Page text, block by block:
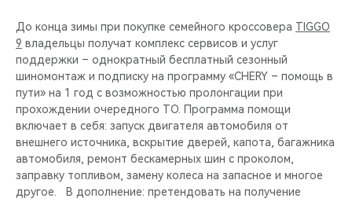
До конца зимы при покупке семейного кроссовера TIGGO
9 владельцы получат комплекс сервисов и услуг
поддержки – однократный бесплатный сезонный
шиномонтаж и подписку на программу «CHERY – помощь в
пути» на 1 год с возможностью пролонгации при
прохождении очередного ТО. Программа помощи
включает в себя: запуск двигателя автомобиля от
внешнего источника, вскрытие дверей, капота, багажника
автомобиля, ремонт бескамерных шин с проколом,
заправку топливом, замену колеса на запасное и многое
другое. В дополнение: претендовать на получение